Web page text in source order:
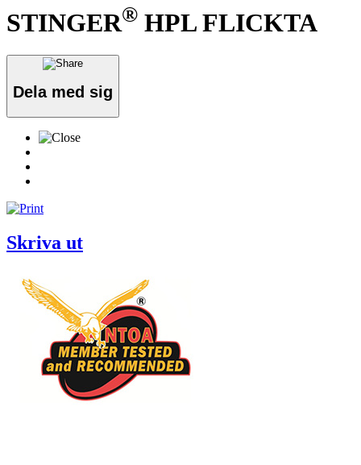
STINGER® HPL FLICKTA
Dela med sig
Skriva ut